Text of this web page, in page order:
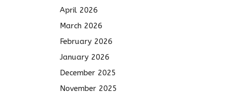
April 2026
March 2026
February 2026
January 2026
December 2025
November 2025